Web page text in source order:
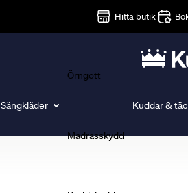
Hitta butik
Sängkläder
Örngott
Madrasskydd
Kuddar &